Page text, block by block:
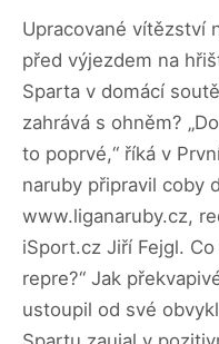
Upracované vítězství
před výjezdem na
Sparta v domácí
zahrává s ohněm?
to poprvé,“ říká v
naruby připravil coby
www.liganaruby.cz,
iSport.cz Jiří Fejgl.
repre?“ Jak
ustoupil od své